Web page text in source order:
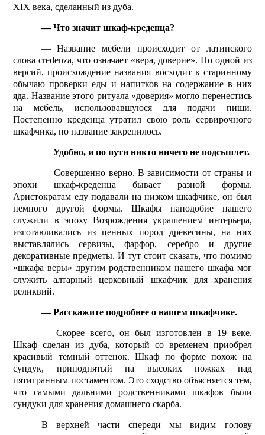
XIX века, сделанный из дуба.
— Что значит шкаф-креденца?
— Название мебели происходит от латинского
словаcredenza, что означает «вера, доверие». По одной из
версий, происхождение названия восходит к старинному
обычаю проверки еды и напитков на содержание в них
яда. Название этого ритуала «доверия» могло перенестись
на мебель, использовавшуюся для подачи пищи.
Постепенно креденца утратил свою роль сервирочного
шкафчика, но название закрепилось.
— Удобно, и по пути никто ничего не подсып­лет.
— Совершенно верно. В зависимости от страны и
эпохи шкаф-креденца бывает разной формы.
Аристократам еду подавали на низком шкафчике, он был
немного другой формы. Шкафы наподобие нашего
служили в эпоху Возрождения украшением интерьера,
изготавливались из ценных пород древесины, на них
выставлялись сервизы, фарфор, серебро и другие
декоративные предметы. И тут стоит сказать, что помимо
«шкафа веры» другим родственником нашего шкафа мог
служить алтарный церковный шкафчик для хранения
реликвий.
— Расскажите подробнее о нашем шкафчике.
— Скорее всего, он был изготовлен в 19 веке.
Шкаф сделан из дуба, который со временем приобрел
красивый темный оттенок. Шкаф по форме похож на
сундук, приподнятый на высоких ножках над
пятигранным постаментом. Это сходство объясняется тем,
что самыми дальними родственниками шкафов были
сундуки для хранения домашнего скарба.
В верхней части спереди мы видим голову